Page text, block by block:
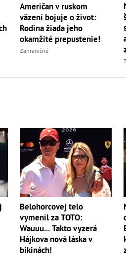
Američan v ruskom
väzení bojuje o život:
Rodina žiada jeho
okamžité prepustenie!
Zahraničné
Belohorcovej telo
vymenil za TOTO:
Wauuu... Takto vyzerá
Hájkova nová láska v
bikinách!